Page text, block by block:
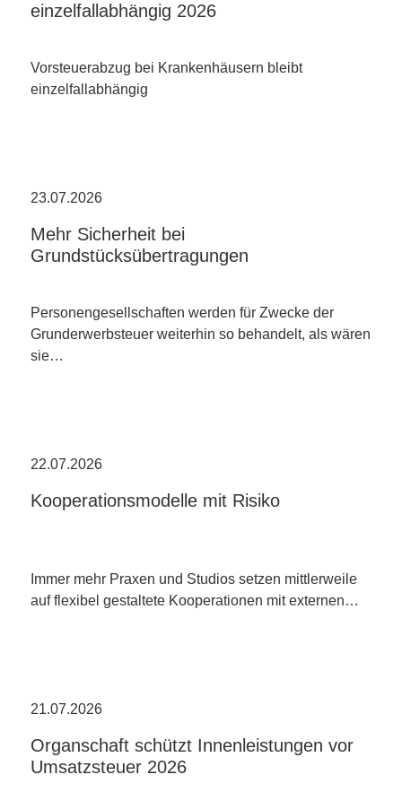
einzelfallabhängig 2026
Vorsteuerabzug bei Krankenhäusern bleibt
einzelfallabhängig
23.07.2026
Mehr Sicherheit bei
Grundstücksübertragungen
Personengesellschaften werden für Zwecke der
Grunderwerbsteuer weiterhin so behandelt, als wären
sie…
22.07.2026
Kooperationsmodelle mit Risiko
Immer mehr Praxen und Studios setzen mittlerweile
auf flexibel gestaltete Kooperationen mit externen…
21.07.2026
Organschaft schützt Innenleistungen vor
Umsatzsteuer 2026